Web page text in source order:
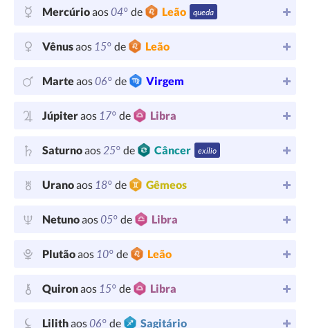
Mercúrioaos04° de Leão queda
Vênusaos 15° de Leão
Marteaos06° de Virgem
Júpiteraos 17° de Libra
Saturnoaos25° de Câncer exílio
Uranoaos 18° de Gêmeos
Netunoaos05° de Libra
Plutãoaos 10° de Leão
Quironaos 15° de Libra
Lilithaos06° de Sagitário